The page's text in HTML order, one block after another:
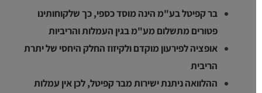
בר קפיטל בע"מ הינה מוסד כספי, כך שלקוחותינו
פטורים מתשלום מע"מ בגין העמלות והריביות
אופציה לפירעון מוקדם ולקיזוז החלק היחסי של יתרת
הריבית
ההלוואה ניתנת ישירות מבר קפיטל, לכן אין עמלות